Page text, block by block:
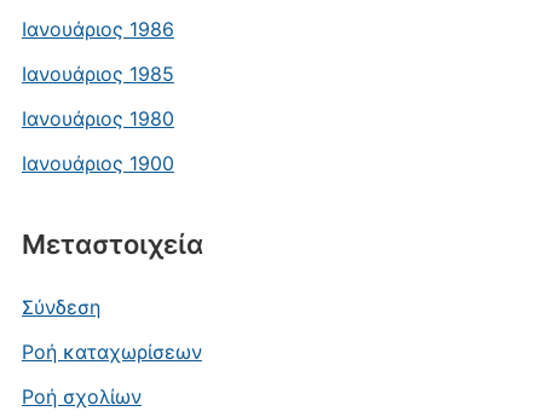
Ιανουάριος 1986
Ιανουάριος 1985
Ιανουάριος 1980
Ιανουάριος 1900
Μεταστοιχεία
Σύνδεση
Ροή καταχωρίσεων
Ροή σχολίων